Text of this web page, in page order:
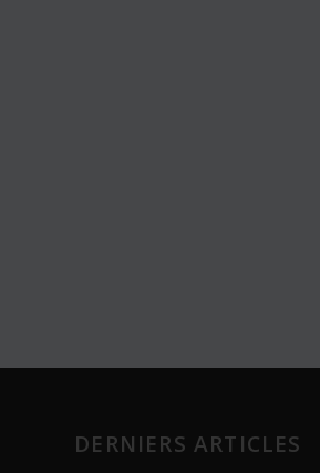
DERNIERS ARTICLES